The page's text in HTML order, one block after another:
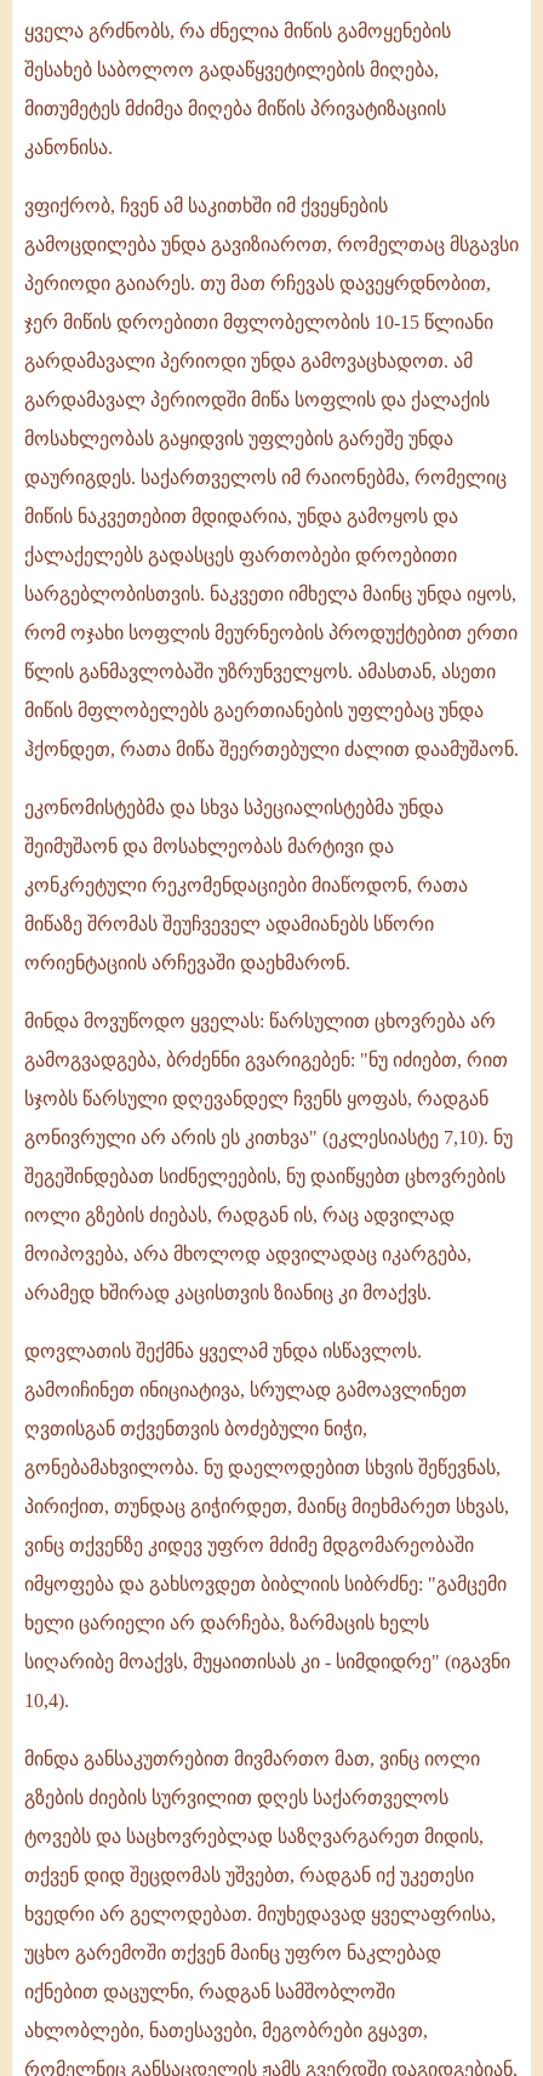
ყველა გრძნობს, რა ძნელია მიწის გამოყენების
შესახებ საბოლოო გადაწყვეტილების მიღება,
მითუმეტეს მძიმეა მიღება მიწის პრივატიზაციის
კანონისა.
ვფიქრობ, ჩვენ ამ საკითხში იმ ქვეყნების
გამოცდილება უნდა გავიზიაროთ, რომელთაც მსგავსი
პერიოდი გაიარეს. თუ მათ რჩევას დავეყრდნობით,
ჯერ მიწის დროებითი მფლობელობის 10-15 წლიანი
გარდამავალი პერიოდი უნდა გამოვაცხადოთ. ამ
გარდამავალ პერიოდში მიწა სოფლის და ქალაქის
მოსახლეობას გაყიდვის უფლების გარეშე უნდა
დაურიგდეს. საქართველოს იმ რაიონებმა, რომელიც
მიწის ნაკვეთებით მდიდარია, უნდა გამოყოს და
ქალაქელებს გადასცეს ფართობები დროებითი
სარგებლობისთვის. ნაკვეთი იმხელა მაინც უნდა იყოს,
რომ ოჯახი სოფლის მეურნეობის პროდუქტებით ერთი
წლის განმავლობაში უზრუნველყოს. ამასთან, ასეთი
მიწის მფლობელებს გაერთიანების უფლებაც უნდა
ჰქონდეთ, რათა მიწა შეერთებული ძალით დაამუშაონ.
ეკონომისტებმა და სხვა სპეციალისტებმა უნდა
შეიმუშაონ და მოსახლეობას მარტივი და
კონკრეტული რეკომენდაციები მიაწოდონ, რათა
მიწაზე შრომას შეუჩვეველ ადამიანებს სწორი
ორიენტაციის არჩევაში დაეხმარონ.
მინდა მოვუწოდო ყველას: წარსულით ცხოვრება არ
გამოგვადგება, ბრძენნი გვარიგებენ: "ნუ იძიებთ, რით
სჯობს წარსული დღევანდელ ჩვენს ყოფას, რადგან
გონივრული არ არის ეს კითხვა" (ეკლესიასტე 7,10). ნუ
შეგეშინდებათ სიძნელეების, ნუ დაიწყებთ ცხოვრების
იოლი გზების ძიებას, რადგან ის, რაც ადვილად
მოიპოვება, არა მხოლოდ ადვილადაც იკარგება,
არამედ ხშირად კაცისთვის ზიანიც კი მოაქვს.
დოვლათის შექმნა ყველამ უნდა ისწავლოს.
გამოიჩინეთ ინიციატივა, სრულად გამოავლინეთ
ღვთისგან თქვენთვის ბოძებული ნიჭი,
გონებამახვილობა. ნუ დაელოდებით სხვის შეწევნას,
პირიქით, თუნდაც გიჭირდეთ, მაინც მიეხმარეთ სხვას,
ვინც თქვენზე კიდევ უფრო მძიმე მდგომარეობაში
იმყოფება და გახსოვდეთ ბიბლიის სიბრძნე: "გამცემი
ხელი ცარიელი არ დარჩება, ზარმაცის ხელს
სიღარიბე მოაქვს, მუყაითისას კი - სიმდიდრე" (იგავნი
10,4).
მინდა განსაკუთრებით მივმართო მათ, ვინც იოლი
გზების ძიების სურვილით დღეს საქართველოს
ტოვებს და საცხოვრებლად საზღვარგარეთ მიდის,
თქვენ დიდ შეცდომას უშვებთ, რადგან იქ უკეთესი
ხვედრი არ გელოდებათ. მიუხედავად ყველაფრისა,
უცხო გარემოში თქვენ მაინც უფრო ნაკლებად
იქნებით დაცულნი, რადგან სამშობლოში
ახლობლები, ნათესავები, მეგობრები გყავთ,
რომელნიც განსაცდელის ჟამს გვერდში დაგიდგებიან,